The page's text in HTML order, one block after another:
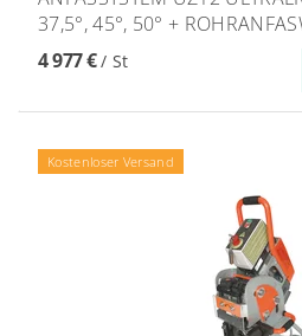
37,5°, 45°, 50° +
4 977 €/ St
Kostenloser Versand